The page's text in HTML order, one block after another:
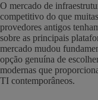
O mercado de
competitivo do que
provedores antigos
sobre as principais
mercado mudou
opção genuína de
modernas que
TI contemporâneos.